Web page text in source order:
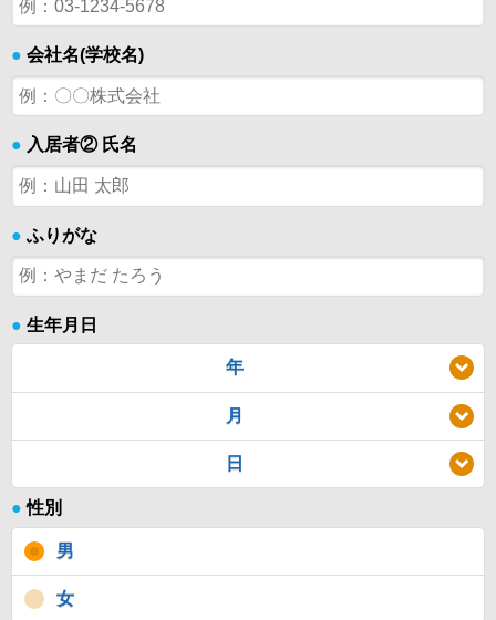
● 会社名(学校名)
● 入居者② 氏名
● ふりがな
● 生年月日
年
月
日
● 性別
男
女